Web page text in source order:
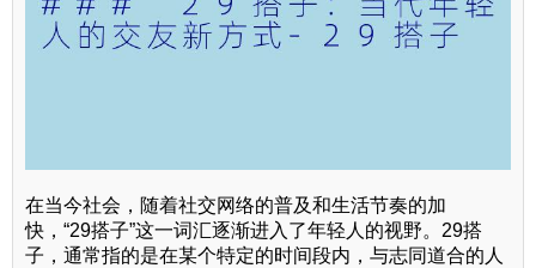
在当今社会，随着社交网络的普及和生活节奏的加
快，“29搭子”这一词汇逐渐进入了年轻人的视野。29搭
子，通常指的是在某个特定的时间段内，与志同道合的人